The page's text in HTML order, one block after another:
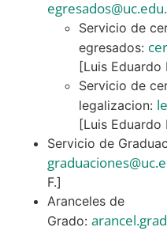
Servicio de
egresados:
[Luis Eduardo
Servicio de
legalizacion:
[Luis Eduardo
Servicio de
F.]
Aranceles de
Grado: